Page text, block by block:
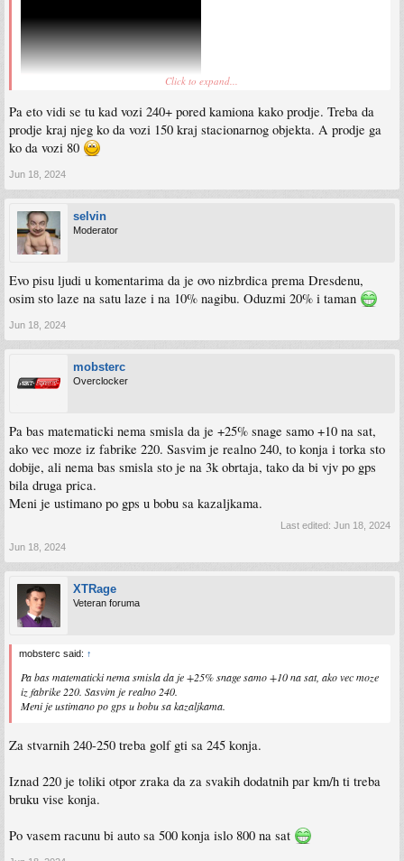
Click to expand...
Pa eto vidi se tu kad vozi 240+ pored kamiona kako prodje. Treba da
prodje kraj njeg ko da vozi 150 kraj stacionarnog objekta. A prodje ga
ko da vozi 80
Jun 18, 2024
selvin
Moderator
Evo pisu ljudi u komentarima da je ovo nizbrdica prema Dresdenu,
osim sto laze na satu laze i na 10% nagibu. Oduzmi 20% i taman
Jun 18, 2024
mobsterc
Overclocker
Pa bas matematicki nema smisla da je +25% snage samo +10 na sat,
ako vec moze iz fabrike 220. Sasvim je realno 240, to konja i torka sto
dobije, ali nema bas smisla sto je na 3k obrtaja, tako da bi vjv po gps
bila druga prica.
Meni je ustimano po gps u bobu sa kazaljkama.
Last edited: Jun 18, 2024
Jun 18, 2024
XTRage
Veteran foruma
mobsterc said: ↑
Pa bas matematicki nema smisla da je +25% snage samo +10 na sat, ako vec moze
iz fabrike 220. Sasvim je realno 240.
Meni je ustimano po gps u bobu sa kazaljkama.
Za stvarnih 240-250 treba golf gti sa 245 konja.
Iznad 220 je toliki otpor zraka da za svakih dodatnih par km/h ti treba
bruku vise konja.
Po vasem racunu bi auto sa 500 konja islo 800 na sat